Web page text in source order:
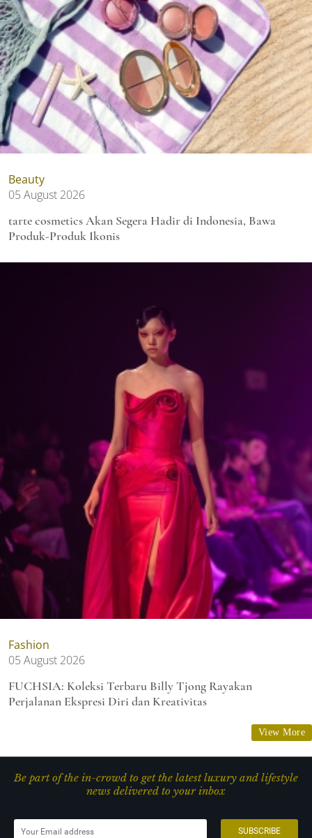
Beauty
05 August 2026
tarte cosmetics Akan Segera Hadir di Indonesia, Bawa
Produk-Produk Ikonis
Fashion
05 August 2026
FUCHSIA: Koleksi Terbaru Billy Tjong Rayakan
Perjalanan Ekspresi Diri dan Kreativitas
View More
Be part of the in-crowd to get the latest luxury and lifestyle
news delivered to your inbox